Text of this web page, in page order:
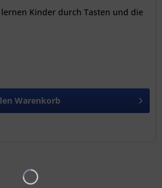
Kinder durch Tasten und die
Warenkorb